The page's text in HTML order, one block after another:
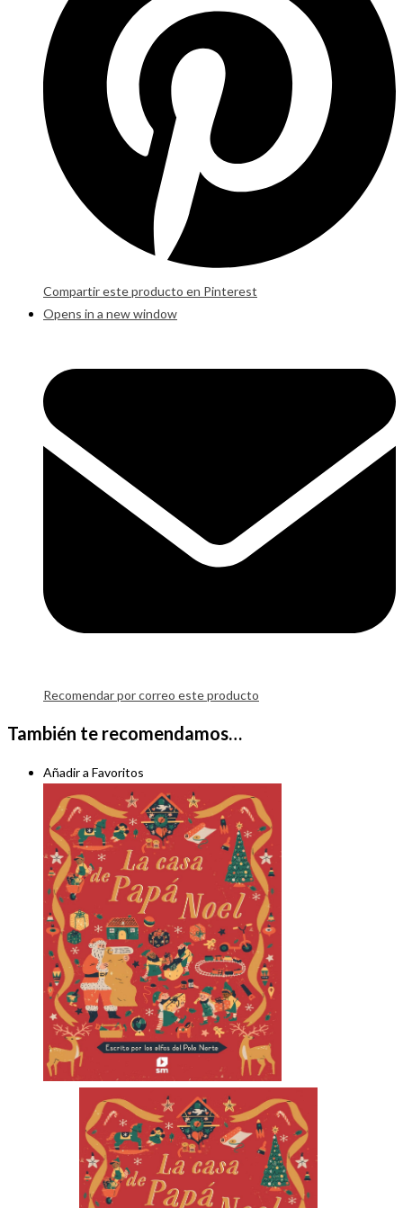
Compartir este producto en Pinterest
Opens in a new window
Recomendar por correo este producto
También te recomendamos…
Añadir a Favoritos